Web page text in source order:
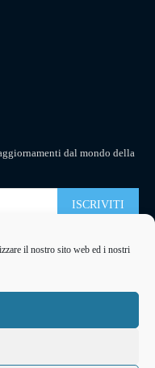
il nostro sito web ed i nostri
dal mondo della
ISCRIVITI